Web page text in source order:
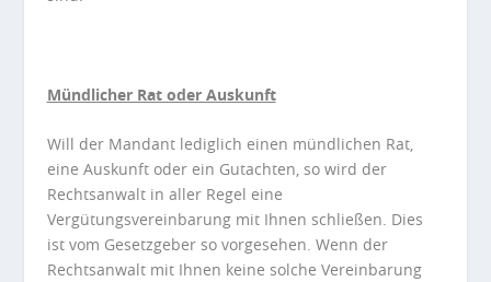
Mündlicher Rat oder Auskunft
Will der Mandant lediglich einen mündlichen Rat,
eine Auskunft oder ein Gutachten, so wird der
Rechtsanwalt in aller Regel eine
Vergütungsvereinbarung mit Ihnen schließen. Dies
ist vom Gesetzgeber so vorgesehen. Wenn der
Rechtsanwalt mit Ihnen keine solche Vereinbarung